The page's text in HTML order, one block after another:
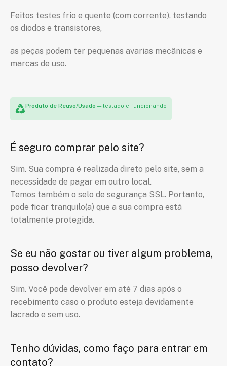
Feitos testes frio e quente (com corrente), testando
os diodos e transistores,
as peças podem ter pequenas avarias mecânicas e
marcas de uso.
Produto de Reuso/Usado — testado e funcionando
É seguro comprar pelo site?
Sim. Sua compra é realizada direto pelo site, sem a
necessidade de pagar em outro local.
Temos também o selo de segurança SSL. Portanto,
pode ficar tranquilo(a) que a sua compra está
totalmente protegida.
Se eu não gostar ou tiver algum problema,
posso devolver?
Sim. Você pode devolver em até 7 dias após o
recebimento caso o produto esteja devidamente
lacrado e sem uso.
Tenho dúvidas, como faço para entrar em
contato?